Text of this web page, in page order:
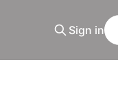
Sign in